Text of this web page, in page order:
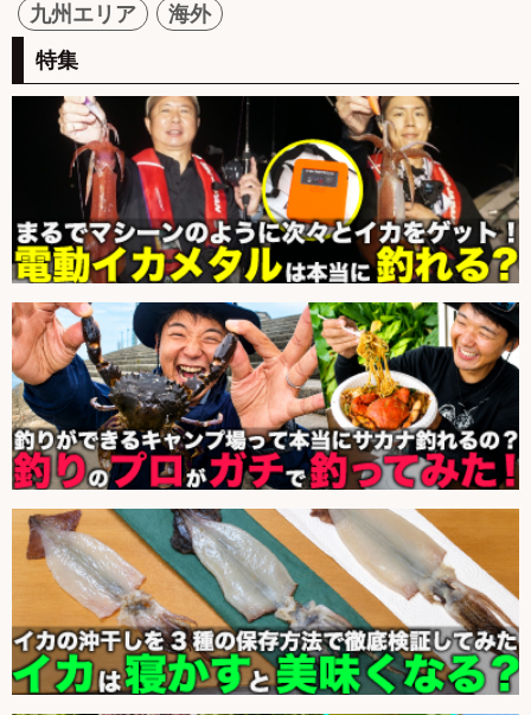
九州エリア
海外
特集